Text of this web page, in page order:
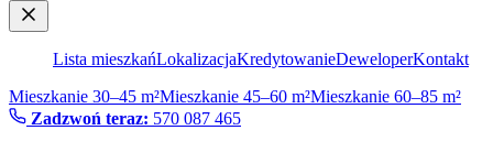
Lista mieszkańLokalizacjaKredytowanieDeweloperKontakt
Mieszkanie 30–45 m²Mieszkanie 45–60 m²Mieszkanie 60–85 m²
Zadzwoń teraz: 570 087 465